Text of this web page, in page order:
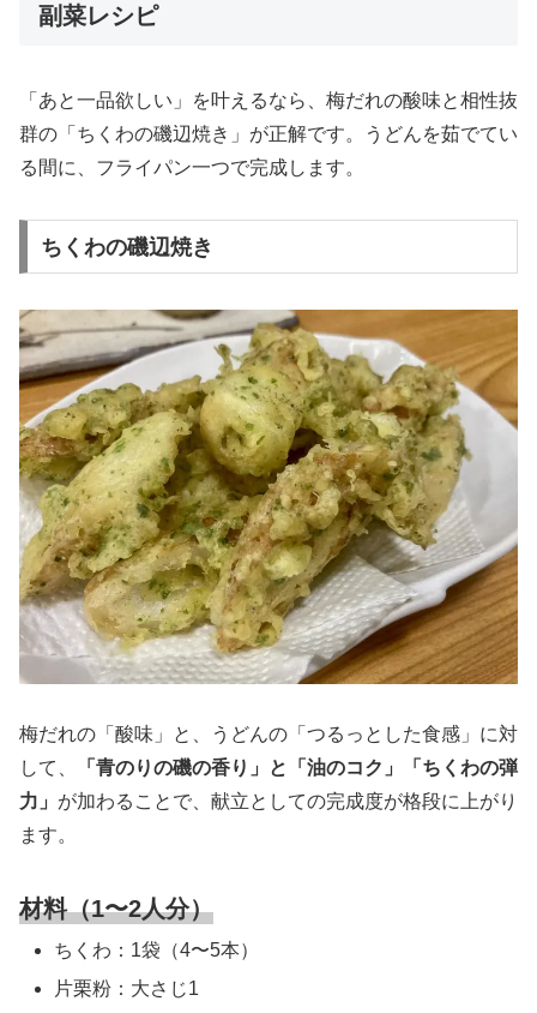
副菜レシピ
「あと一品欲しい」を叶えるなら、梅だれの酸味と相性抜
群の「ちくわの磯辺焼き」が正解です。うどんを茹でてい
る間に、フライパン一つで完成します。
ちくわの磯辺焼き
梅だれの「酸味」と、うどんの「つるっとした食感」に対
して、
「青のりの磯の香り」と「油のコク」「ちくわの弾
力」 が加わることで、献立としての完成度が格段に上がり
ます。
材料（1〜2人分）
ちくわ：1袋（4〜5本）
片栗粉：大さじ1